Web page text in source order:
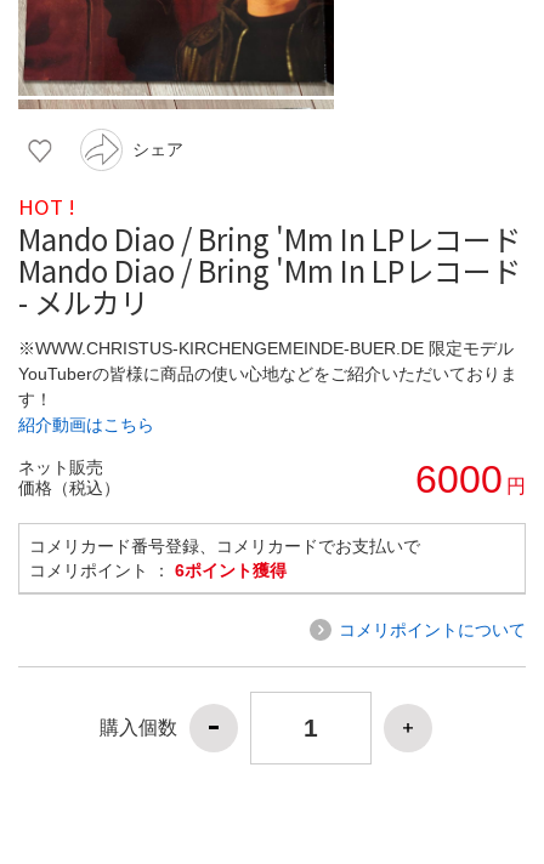
シェア
HOT !
Mando Diao / Bring 'Mm In LPレコード
Mando Diao / Bring 'Mm In LPレコード
- メルカリ
※WWW.CHRISTUS-KIRCHENGEMEINDE-BUER.DE 限定モデル
YouTuberの皆様に商品の使い心地などをご紹介いただいておりま
す！
紹介動画はこちら
ネット販売
価格（税込）
6000 円
コメリカード番号登録、コメリカードでお支払いで
コメリポイント ： 6ポイント獲得
コメリポイントについて
購入個数